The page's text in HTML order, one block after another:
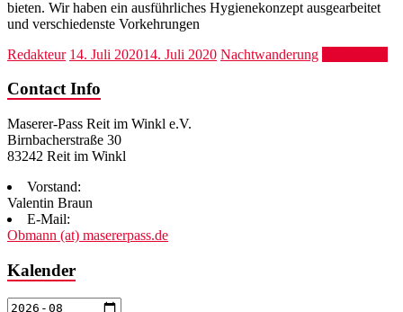
bieten. Wir haben ein ausführliches Hygienekonzept ausgearbeitet
und verschiedenste Vorkehrungen
Redakteur 14. Juli 202014. Juli 2020 Nachtwanderung
Contact Info
Maserer-Pass Reit im Winkl e.V.
Birnbacherstraße 30
83242 Reit im Winkl
Vorstand:
Valentin Braun
E-Mail:
Obmann (at) masererpass.de
Kalender